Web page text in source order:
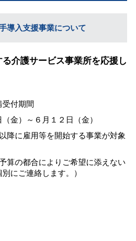
導入支援事業について
介護サービス事業所を応援し
付期間
金）～６月１２日（金）
降に雇用等を開始する事業が対象
算の都合によりご希望に添えない
にご連絡します。）